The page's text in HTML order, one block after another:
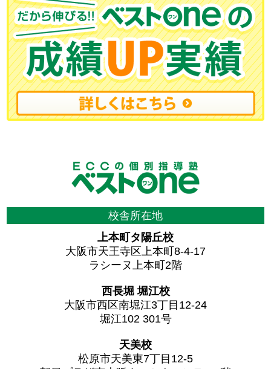
校舎所在地
上本町タ陽丘校
大阪市天王寺区上本町8-4-17
ラシーヌ上本町2階
西長堀 堀江校
大阪市西区南堀江3丁目12-24
堀江102 301号
天美校
松原市天美東7丁目12-5